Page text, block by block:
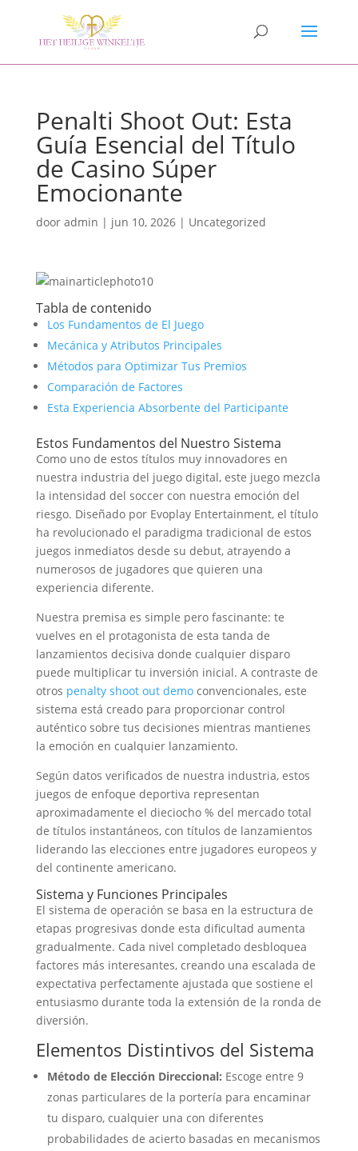
Penalti Shoot Out: Esta
Guía Esencial del Título
de Casino Súper
Emocionante
door admin | jun 10, 2026| Uncategorized
Tabla de contenido
Los Fundamentos de El Juego
Mecánica y Atributos Principales
Métodos para Optimizar Tus Premios
Comparación de Factores
Esta Experiencia Absorbente del Participante
Estos Fundamentos del Nuestro Sistema
Como uno de estos títulos muy innovadores en
nuestra industria del juego digital, este juego mezcla
la intensidad del soccer con nuestra emoción del
riesgo. Diseñado por Evoplay Entertainment, el título
ha revolucionado el paradigma tradicional de estos
juegos inmediatos desde su debut, atrayendo a
numerosos de jugadores que quieren una
experiencia diferente.
Nuestra premisa es simple pero fascinante: te
vuelves en el protagonista de esta tanda de
lanzamientos decisiva donde cualquier disparo
puede multiplicar tu inversión inicial. A contraste de
otros penalty shoot out democonvencionales, este
sistema está creado para proporcionar control
auténtico sobre tus decisiones mientras mantienes
la emoción en cualquier lanzamiento.
Según datos verificados de nuestra industria, estos
juegos de enfoque deportiva representan
aproximadamente el dieciocho % del mercado total
de títulos instantáneos, con títulos de lanzamientos
liderando las elecciones entre jugadores europeos y
del continente americano.
Sistema y Funciones Principales
El sistema de operación se basa en la estructura de
etapas progresivas donde esta dificultad aumenta
gradualmente. Cada nivel completado desbloquea
factores más interesantes, creando una escalada de
expectativa perfectamente ajustada que sostiene el
entusiasmo durante toda la extensión de la ronda de
diversión.
Elementos Distintivos del Sistema
Método de Elección Direccional: Escoge entre 9
zonas particulares de la portería para encaminar
tu disparo, cualquier una con diferentes
probabilidades de acierto basadas en mecanismos